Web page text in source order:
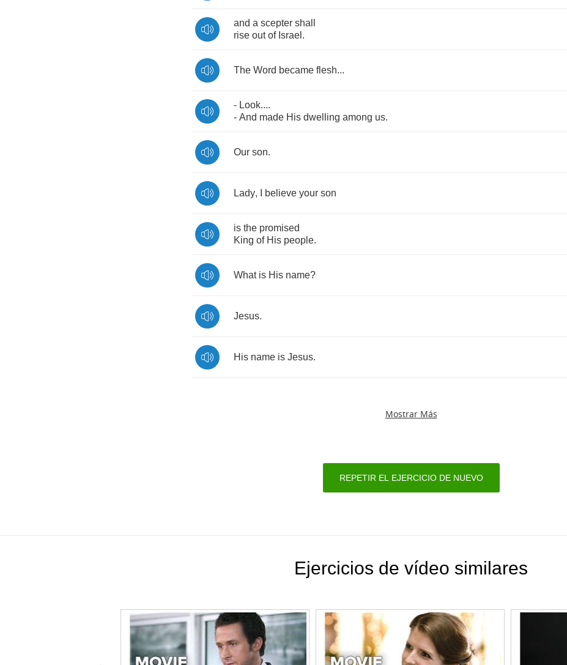
and a scepter shall
rise out of Israel .
The Word became flesh...
- Look....
- And made His dwelling among us.
Our son.
Lady, believe your son
is the promised
King of His people.
What is His name?
Jesus.
His name is Jesus.
Mostrar Más
REPETIR EL EJERCICIO DE NUEVO
Ejercicios de vídeo similares